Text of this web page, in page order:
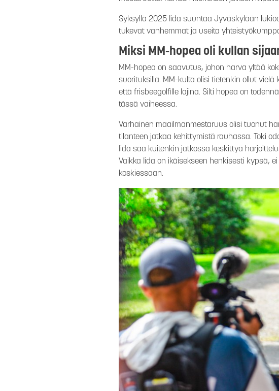
Syksyllä 2025 Iida suuntaa Jyväskylään
tukevat vanhemmat ja useita
Miksi MM-hopea oli kullan
MM-hopea on saavutus, johon harva yltää
suorituksilla. MM-kulta olisi tietenkin ollut
että frisbeegolfille lajina. Silti hopea on
tässä vaiheessa.
Varhainen maailmanmestaruus olisi tuonut
tilanteen jatkaa kehittymistä rauhassa. Toki
Iida saa kuitenkin jatkossa keskittyä
Vaikka Iida on ikäisekseen henkisesti kypsä,
koskiessaan.